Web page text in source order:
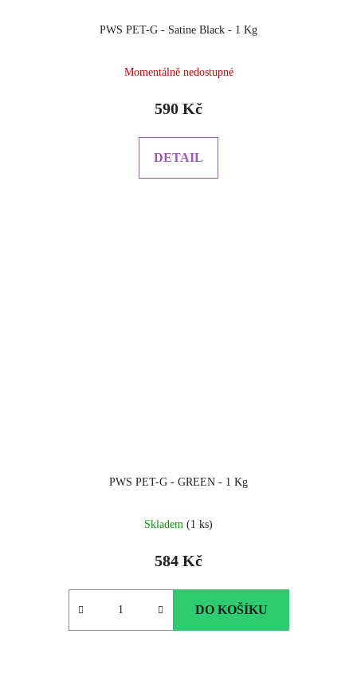
PWS PET-G - Satine Black - 1 Kg
Momentálně nedostupné
590 Kč
DETAIL
PWS PET-G - GREEN - 1 Kg
Skladem (1 ks)
584 Kč
DO KOŠÍKU